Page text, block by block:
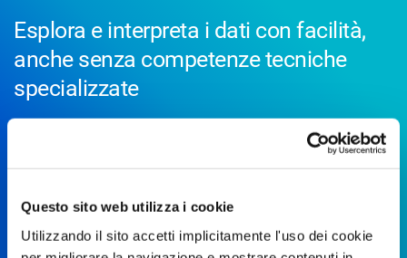
Questo sito web utilizza i cookie
Utilizzando il sito accetti implicitamente l'uso dei cookie
Esplora e interpreta i dati con facilità,
anche senza competenze tecniche
specializzate
che ti rende un data
assistiti, analizzi i fenomeni aziendali e supporti le decisioni